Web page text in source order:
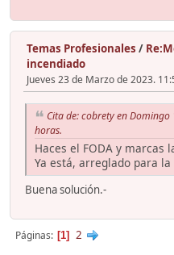
Temas Profesionales /
incendiado
Jueves 23 de Marzo de 2023.
Cita de: cobrety en
horas.
Haces el FODA y marcas
Ya está, arreglado para
Buena solución.-
Páginas 1 2